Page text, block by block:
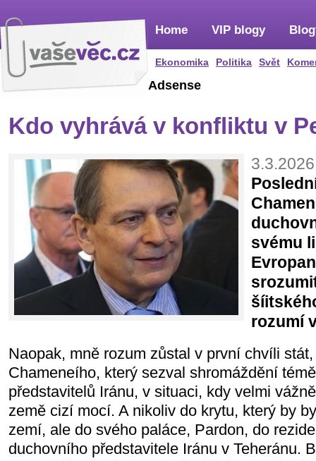
Home
Ekonomika Politika Svět
VIP blogy
Adsense
Kdo vyhrává v konfliktu v
svému
rozumí
Naopak, mně rozum zůstal v první chvíli
Chameneího, který sezval shromáždění
představitelů Iránu, v situaci, kdy velmi
země cizí mocí. A nikoliv do krytu, který by
zemí, ale do svého paláce, Pardon, do
duchovního představitele Iránu v Teheránu.